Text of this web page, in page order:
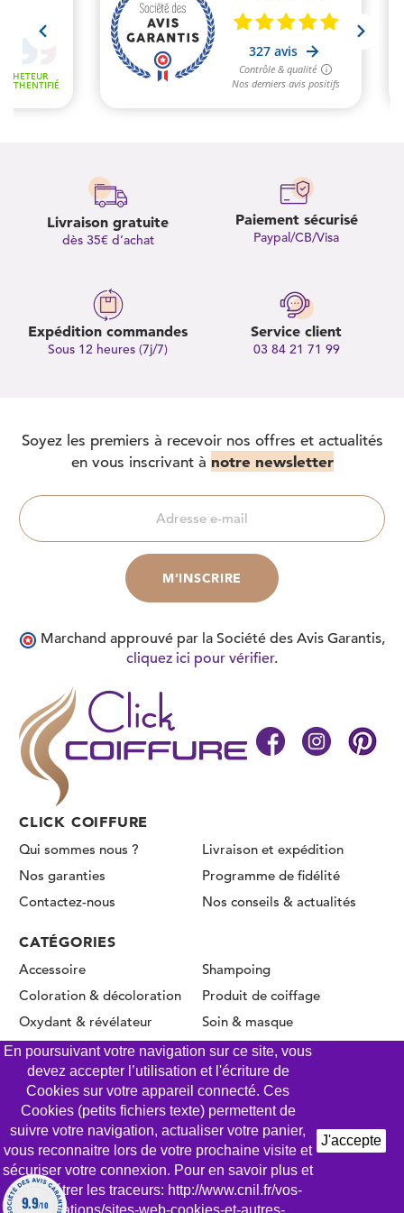
Livraison gratuite
dès 35€ d’achat
Paiement sécurisé
Paypal/CB/Visa
Expédition commandes
Sous 12 heures (7j/7)
Service client
03 84 21 71 99
CLICK COIFFURE
Qui sommes nous ?
Livraison et expédition
Nos garanties
Programme de fidélité
Contactez-nous
Nos conseils & actualités
CATÉGORIES
Accessoire
Coloration & décoloration
Oxydant & révélateur
Permanente & Lissage
Shampoing
Produit de coiffage
Soin & masque
Soyez les premiers à recevoir nos offres et actualités
en vous inscrivant à notre newsletter
Marchand approuvé par la Société des Avis Garantis,
cliquez ici pour vérifier.
En poursuivant votre navigation sur ce site, vous
devez accepter l’utilisation et l'écriture de
Cookies sur votre appareil connecté. Ces
Cookies (petits fichiers texte) permettent de
suivre votre navigation, actualiser votre panier,
vous reconnaitre lors de votre prochaine visite et
sécuriser votre connexion. Pour en savoir plus et
paramétrer les traceurs: http://www.cnil.fr/vos-
obligations/sites-web-cookies-et-autres-
J'accepte
© CLICK COIFFURE 2026 - Tous droits réservés
Mentions légales
Conditions Générales de Vente
Gestion des Cookies
Politique de confidentialité
9.9/10